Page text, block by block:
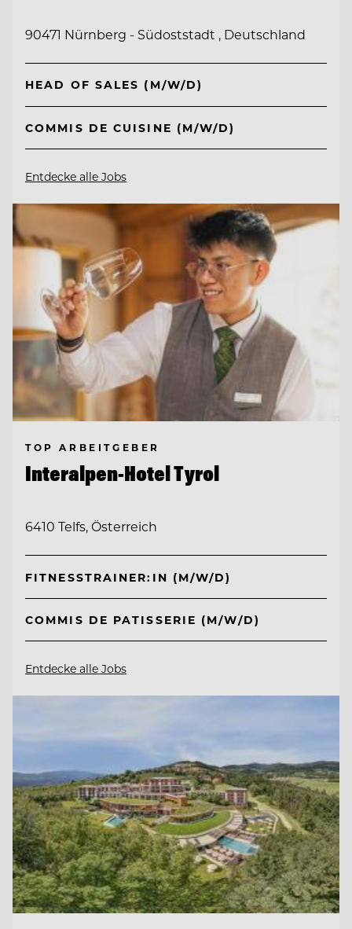
90471 Nürnberg - Südoststadt , Deutschland
HEAD OF SALES (M/W/D)
COMMIS DE CUISINE (M/W/D)
Entdecke alle Jobs
TOP ARBEITGEBER
Interalpen-Hotel Tyrol
6410 Telfs, Österreich
FITNESSTRAINER:IN (M/W/D)
COMMIS DE PATISSERIE (M/W/D)
Entdecke alle Jobs